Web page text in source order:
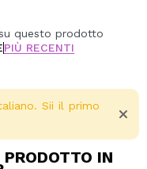
questo prodotto
PIÙ RECENTI
Sii il primo
IN